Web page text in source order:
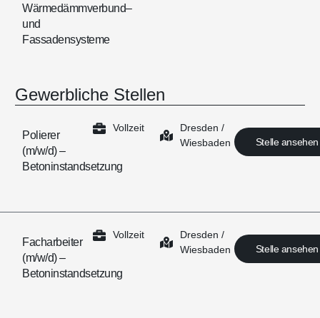
Wärmedämmverbund–
und
Fassadensysteme
Gewerbliche Stellen
Polierer
(m/w/d) –
Betoninstandsetzung
Vollzeit
Dresden /
Wiesbaden
Stelle ansehen
Facharbeiter
(m/w/d) –
Betoninstandsetzung
Vollzeit
Dresden /
Wiesbaden
Stelle ansehen